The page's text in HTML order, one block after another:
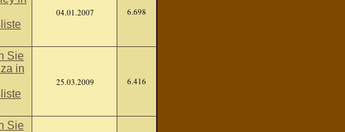
04.01.2007 6.698
25.03.2009 6.416